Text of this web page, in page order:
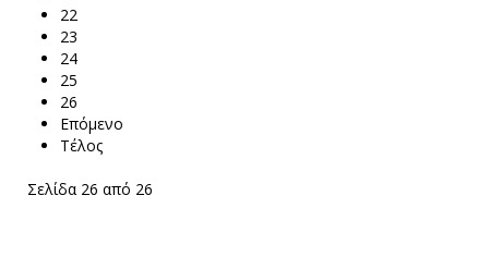
22
23
24
25
26
Επόμενο
Τέλος
Σελίδα 26 από 26